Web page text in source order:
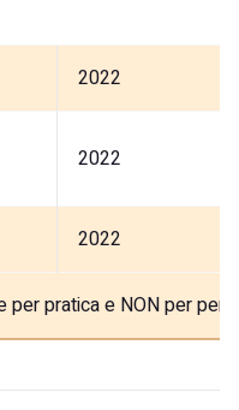
2022
2022
2022
per pratica e NON per